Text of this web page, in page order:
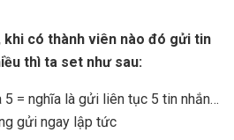
khi có thành viên nào đó gửi tin
thì ta set như sau:
5 = nghĩa là gửi liên tục 5 tin nhắn…
gửi ngay lập tức